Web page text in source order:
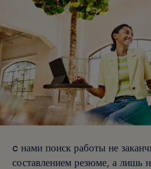
c нами поиск работы не
составлением резюме, а лишь